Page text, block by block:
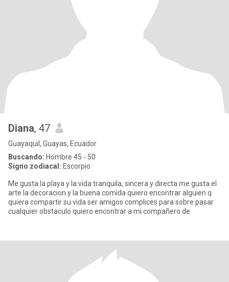
Diana, 47
Guayaquil, Guayas, Ecuador
Buscando: Hombre 45 - 50
Signo zodiacal: Escorpio
Me gusta la playa y la vida tranquila, sincera y directa me gusta el
arte la decoracion y la buena comida quiero encontrar alguien q
quiera compartir su vida ser amigos complices para sobre pasar
cualquier obstaculo quiero encontrar a mi compañero de